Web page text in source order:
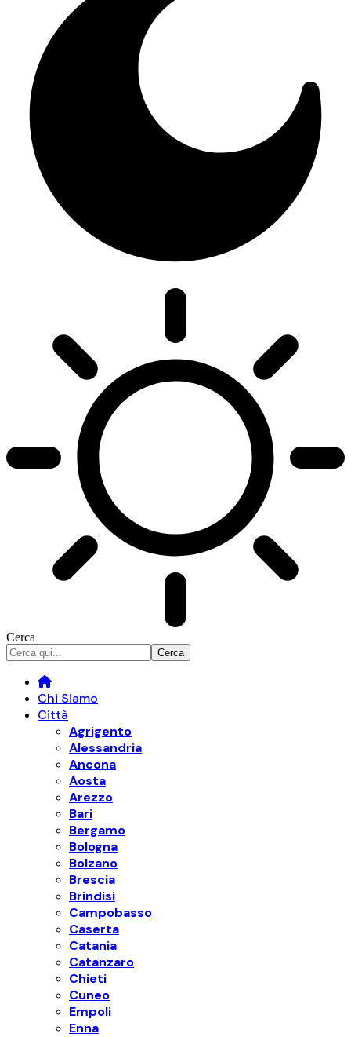
Cerca
Chi Siamo
Città
Agrigento
Alessandria
Ancona
Aosta
Arezzo
Bari
Bergamo
Bologna
Bolzano
Brescia
Brindisi
Campobasso
Caserta
Catania
Catanzaro
Chieti
Cuneo
Empoli
Enna